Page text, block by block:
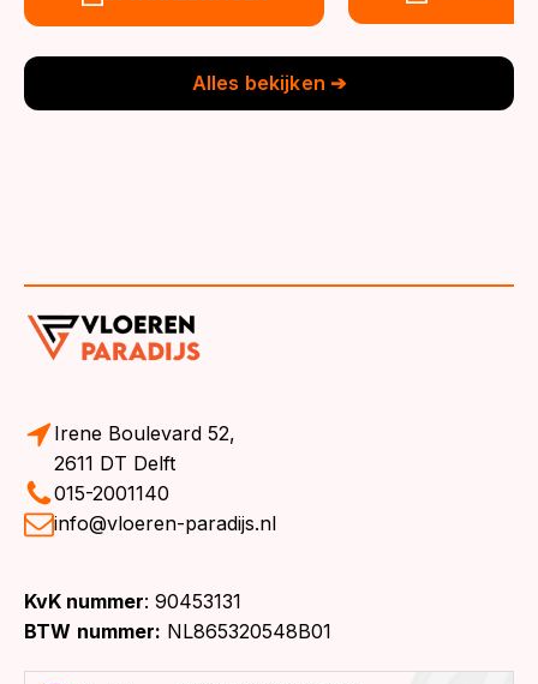
Alles bekijken ➔
Irene Boulevard 52,
2611 DT Delft
015-2001140
info@vloeren-paradijs.nl
KvK nummer: 90453131
BTW nummer: NL865320548B01